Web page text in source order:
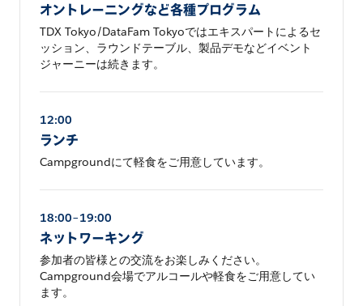
オントレーニングなど各種プログラム
TDX Tokyo/DataFam Tokyoではエキスパートによるセ
ッション、ラウンドテーブル、製品デモなどイベント
ジャーニーは続きます。
12:00
ランチ
Campgroundにて軽食をご用意しています。
18:00–19:00
ネットワーキング
参加者の皆様との交流をお楽しみください。
Campground会場でアルコールや軽食をご用意してい
ます。